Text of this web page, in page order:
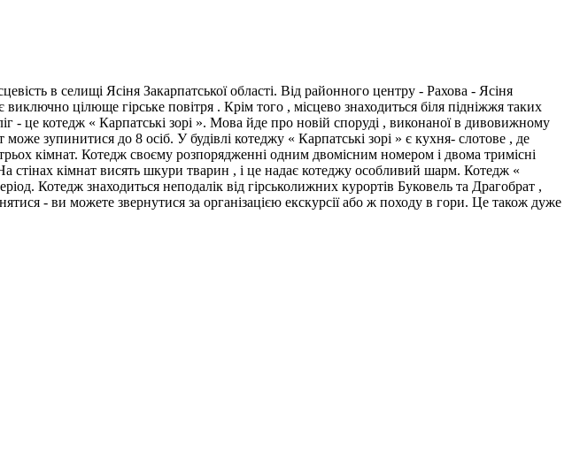
в селищі Ясіня Закарпатської області. Від районного центру - Рахова - Ясіня
цілюще гірське повітря . Крім того , місцево знаходиться біля підніжжя таких
- це котедж « Карпатські зорі ». Мова йде про новій споруді , виконаної в дивовижному
зупинитися до 8 осіб. У будівлі котеджу « Карпатські зорі » є кухня- слотове , де
кімнат. Котедж своєму розпорядженні одним двомісним номером і двома тримісні
стінах кімнат висять шкури тварин , і це надає котеджу особливий шарм. Котедж «
Котедж знаходиться неподалік від гірськолижних курортів Буковель та Драгобрат ,
- ви можете звернутися за організацією екскурсії або ж походу в гори. Це також дуже